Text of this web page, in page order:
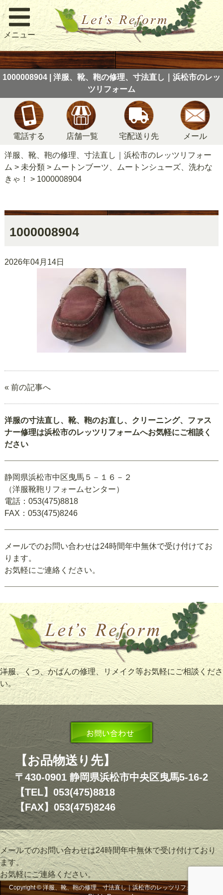
メニュー
1000008904 | 洋服、靴、鞄の修理、寸法直し｜浜松市のレッ
ツリフォーム
電話する 店舗一覧 宅配送り先 メール
洋服、靴、鞄の修理、寸法直し｜浜松市のレッツリフォー
ム > 未分類> ムートンブーツ、ムートンシューズ、洗わな
きゃ！
> 1000008904
1000008904
2026年04月14日
« 前の記事へ
洋服の寸法直し、靴、鞄のお直し、クリーニング、ファス
ナー修理は浜松市のレッツリフォームへお気軽にご相談く
ださい
静岡県浜松市中区曳馬５－１６－２
（洋服靴鞄リフォームセンター）
電話：053(475)8818
FAX：053(475)8246
メールでのお問い合わせは24時間年中無休で受け付けてお
ります。
お気軽にご連絡ください。
洋服、くつ、かばんの修理、リメイク等お気軽にご相談くださ
い。
【お品物送り先】
〒430-0901 静岡県浜松市中央区曳馬5-16-2
【TEL】053(475)8818
【FAX】053(475)8246
メールでのお問い合わせは24時間年中無休で受け付けており
ます。
お気軽にご連絡ください。
Copyright © 洋服、靴、鞄の修理、寸法直し｜浜松市のレッツリフォーム, All